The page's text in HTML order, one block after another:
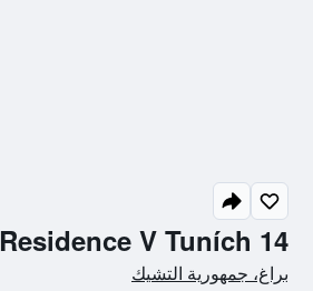
Residence V Tuních 14
تقييم فئة 0
براغ، جمهورية التشيك